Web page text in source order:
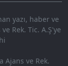
yazı, haber ve
Rek. Tic. A.Ş'ye
Ajans ve Rek.